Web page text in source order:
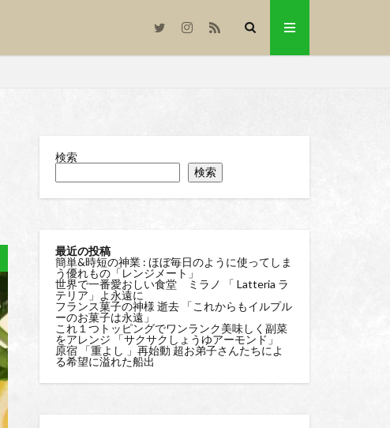
検索
検索
最近の投稿
簡単&時短の神業 : ほぼ毎日のように使ってしま
う優れもの「レンジメート」
世界で一番愛おしい食堂 ミラノ 「 Latteria ラ
テリア」よ永遠に
フランス菓子の神様 逝去 「これからもイルプル
ーのお菓子は永遠」
これ１つトッピングでワンランク美味しく副菜
をアレンジ 「サクサクしょうゆアーモンド」
原宿 「重よし 」再始動 超お弟子さんたちによ
る希望に溢れた船出